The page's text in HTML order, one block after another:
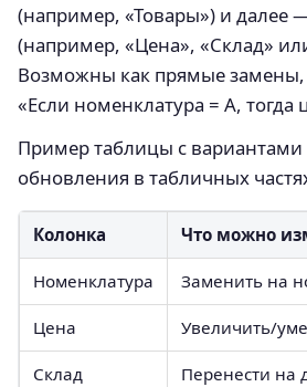
(например, «Товары») и далее
(например, «Цена», «Склад»
Возможны как прямые замены,
«Если номенклатура = A, тогда
Пример таблицы с вариантами
обновления в табличных
Колонка Что можно
Номенклатура Заменить на
Цена Увеличить/
Склад Перенести на